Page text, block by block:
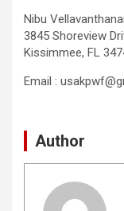
Nibu
3845 Shoreview
Kissimmee, FL
Email :
Author